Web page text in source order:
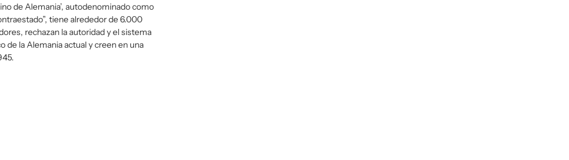
de Alemania’, autodenominado como
tiene alrededor de 6.000
rechazan la autoridad y el sistema
de la Alemania actual y creen en una